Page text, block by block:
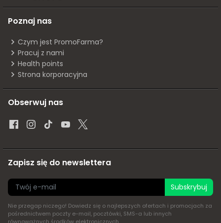
Poznaj nas
Czym jest PromoFarma?
Pracuj z nami
Health points
Strona korporacyjna
Obserwuj nas
Zapisz się do newslettera
Subskrybuj
Nie przegap niczego! Dowiedz się o najlepszych ofertach i promocjach za
pośrednictwem poczty e-mail, pocztówki, SMS-a lub innych